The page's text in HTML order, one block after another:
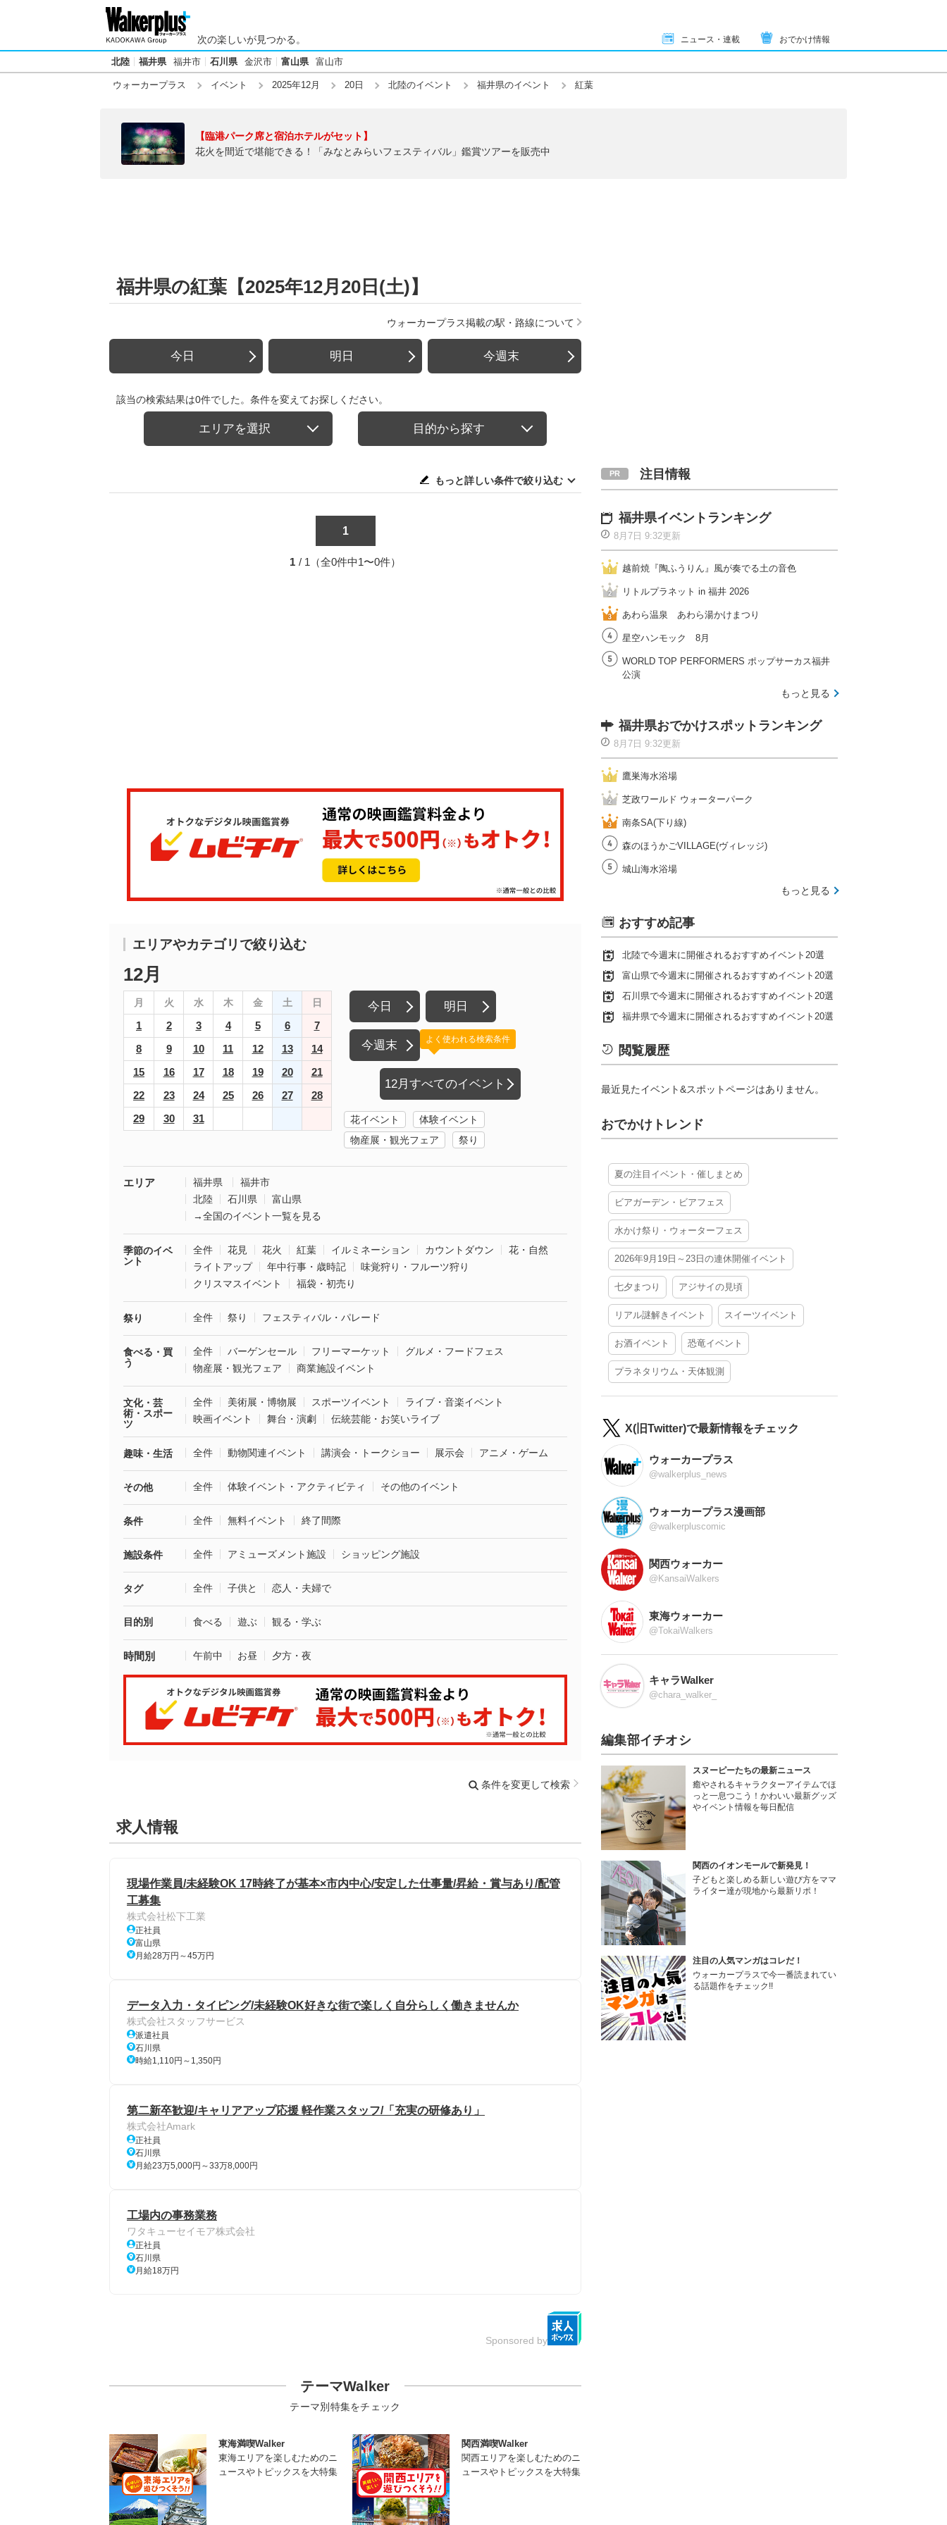
次の楽しいが見つかる。 ニュース・連載 おでかけ情報
北陸 福井県 福井市 石川県 金沢市 富山県 富山市
ウォーカープラス イベント 2025年12月 20日 北陸のイベント 福井県のイベント 紅葉
【臨港パーク席と宿泊ホテルがセット】
花火を間近で堪能できる！「みなとみらいフェスティバル」鑑賞ツアーを販売中
福井県の紅葉【2025年12月20日(土)】
ウォーカープラス掲載の駅・路線について
今日 明日 今週末
該当の検索結果は0件でした。条件を変えてお探しください。
エリアを選択 目的から探す
もっと詳しい条件で絞り込む
1
1 / 1（全0件中1〜0件）
エリアやカテゴリで絞り込む
12月
月 火 水 木 金 土 日
1 2 3 4 5 6
7
8
9 10 11 12 13
14
15
16 17 18 19 20
21
22
23 24 25 26 27
28
29
30 31
今日 明日
今週末
12月すべてのイベント
よく使われる検索条件
花イベント
体験イベント
物産展・観光フェア
祭り
エリア 福井県
福井市
北陸
石川県
富山県
→全国のイベント一覧を見る
季節のイベ
ント
全件 花見 花火 紅葉 イルミネーション カウントダウン
花・自然
ライトアップ
年中行事・歳時記
味覚狩り・フルーツ狩り
クリスマスイベント
福袋・初売り
祭り 全件 祭り フェスティバル・パレード
食べる・買
う
全件 バーゲンセール フリーマーケット
グルメ・フードフェス
物産展・観光フェア
商業施設イベント
文化・芸
術・スポー
ツ
全件 美術展・博物展 スポーツイベント
ライブ・音楽イベント
映画イベント
舞台・演劇 伝統芸能・お笑いライブ
趣味・生活 全件 動物関連イベント 講演会・トークショー 展示会 アニメ・ゲーム
その他 全件 体験イベント・アクティビティ その他のイベント
条件 全件 無料イベント 終了間際
施設条件 全件 アミューズメント施設 ショッピング施設
タグ 全件 子供と 恋人・夫婦で
目的別 食べる 遊ぶ 観る・学ぶ
時間別 午前中 お昼 夕方・夜
条件を変更して検索
求人情報
現場作業員/未経験OK 17時終了が基本×市内中心/安定した仕事量/昇給・賞与あり/配管
工募集
株式会社松下工業
正社員
富山県
月給28万円～45万円
データ入力・タイピング/未経験OK好きな街で楽しく自分らしく働きませんか
株式会社スタッフサービス
派遣社員
石川県
時給1,110円～1,350円
第二新卒歓迎/キャリアアップ応援 軽作業スタッフ/「充実の研修あり」
株式会社Amark
正社員
石川県
月給23万5,000円～33万8,000円
工場内の事務業務
ワタキューセイモア株式会社
正社員
石川県
月給18万円
Sponsored by
テーマWalker
テーマ別特集をチェック
東海満喫Walker
東海エリアを楽しむためのニ
ュースやトピックスを大特集
関西満喫Walker
関西エリアを楽しむためのニ
ュースやトピックスを大特集
注目情報
福井県イベントランキング
8月7日 9:32更新
越前焼『陶ふうりん』風が奏でる土の音色
リトルプラネット in 福井 2026
あわら温泉 あわら湯かけまつり
星空ハンモック 8月
WORLD TOP PERFORMERS ポップサーカス福井
公演
もっと見る
福井県おでかけスポットランキング
8月7日 9:32更新
鷹巣海水浴場
芝政ワールド ウォーターパーク
南条SA(下り線)
森のほうかごVILLAGE(ヴィレッジ)
城山海水浴場
もっと見る
おすすめ記事
北陸で今週末に開催されるおすすめイベント20選
富山県で今週末に開催されるおすすめイベント20選
石川県で今週末に開催されるおすすめイベント20選
福井県で今週末に開催されるおすすめイベント20選
閲覧履歴
最近見たイベント&スポットページはありません。
おでかけトレンド
夏の注目イベント・催しまとめ
ビアガーデン・ビアフェス
水かけ祭り・ウォーターフェス
2026年9月19日～23日の連休開催イベント
七夕まつり アジサイの見頃
リアル謎解きイベント スイーツイベント
お酒イベント 恐竜イベント
プラネタリウム・天体観測
X(旧Twitter)で最新情報をチェック
ウォーカープラス
@walkerplus_news
ウォーカープラス漫画部
@walkerpluscomic
関西ウォーカー
@KansaiWalkers
東海ウォーカー
@TokaiWalkers
キャラWalker
@chara_walker_
編集部イチオシ
スヌーピーたちの最新ニュース
癒やされるキャラクターアイテムでほ
っと一息つこう！かわいい最新グッズ
やイベント情報を毎日配信
関西のイオンモールで新発見！
子どもと楽しめる新しい遊び方をママ
ライター達が現地から最新リポ！
注目の人気マンガはコレだ！
ウォーカープラスで今一番読まれてい
る話題作をチェック!!